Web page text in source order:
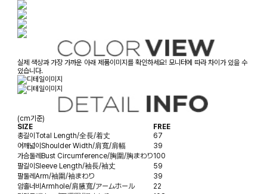
실제 색상과 가장 가까운 아래 제품이미지를 확인하세요! 모니터에 따라 차이가 있을 수
있습니다.
(cm기준)
SIZE
FREE
총길이Total Length/全長/着丈
67
어깨넓이Shoulder Width/肩寬/肩幅
39
가슴둘레Bust Circumference/胸圍/胸まわり100
팔길이Sleeve Length/袖長/袖丈
59
팔둘레Arm/袖圍/袖まわり
39
암홀너비Armhole/肩腋寬/アームホール
22